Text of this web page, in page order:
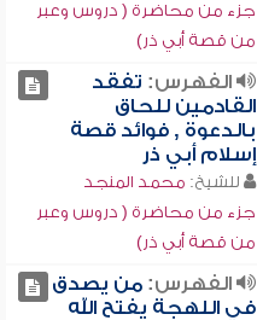
جزء من محاضرة ( دروس وعبر
من قصة أبي ذر)
الفهرس: تفقد
القادمين للحاق
بالدعوة , فوائد قصة
إسلام أبي ذر
للشيخ: محمد المنجد
جزء من محاضرة ( دروس وعبر
من قصة أبي ذر)
الفهرس:من يصدق
في اللهجة يفتح الله